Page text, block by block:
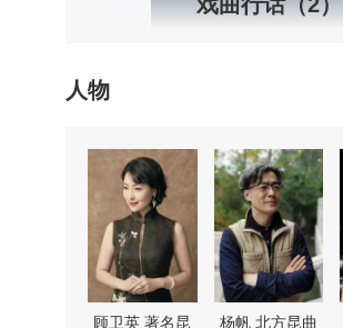
人物
顾卫英 著名昆
杨帆 北方昆曲